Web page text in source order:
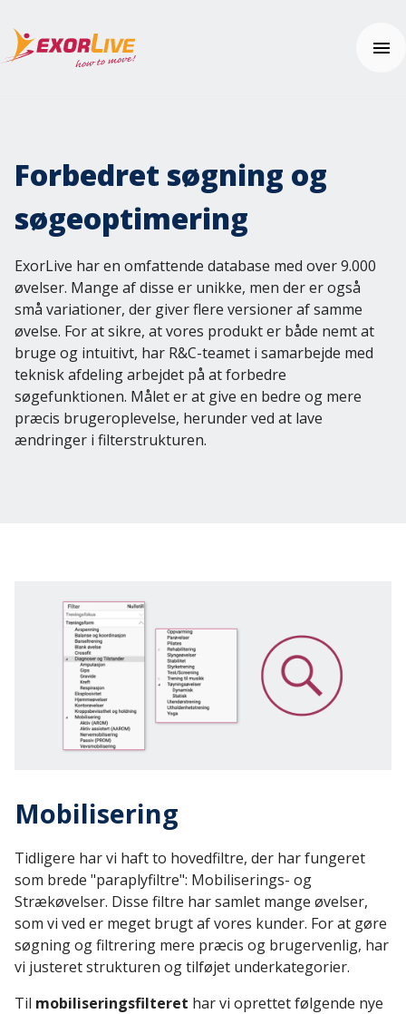
Klinik
Uddannelse
Ressourcer
Nyheder
Kundehistorier
Tema: Digital hjemmeopfølgning
Fagartikler og øvelser
Integrationer
Effektberegneren
ExorLive Research
Webinar
Brugerhjælp
Kom i gang
Ofte stillede spørgsmål
Hjælpecenter
Kontakt os
Pris
Prøv gratis
Log ind
Forbedret søgning og
søgeoptimering
ExorLive har en omfattende database med over 9.000
øvelser. Mange af disse er unikke, men der er også
små variationer, der giver flere versioner af samme
øvelse. For at sikre, at vores produkt er både nemt at
bruge og intuitivt, har R&C-teamet i samarbejde med
teknisk afdeling arbejdet på at forbedre
søgefunktionen. Målet er at give en bedre og mere
præcis brugeroplevelse, herunder ved at lave
ændringer i filterstrukturen.
Mobilisering
Tidligere har vi haft to hovedfiltre, der har fungeret
som brede "paraplyfiltre": Mobiliserings- og
Strækøvelser. Disse filtre har samlet mange øvelser,
som vi ved er meget brugt af vores kunder. For at gøre
søgning og filtrering mere præcis og brugervenlig, har
vi justeret strukturen og tilføjet underkategorier.
Til mobiliseringsfilteret har vi oprettet følgende nye